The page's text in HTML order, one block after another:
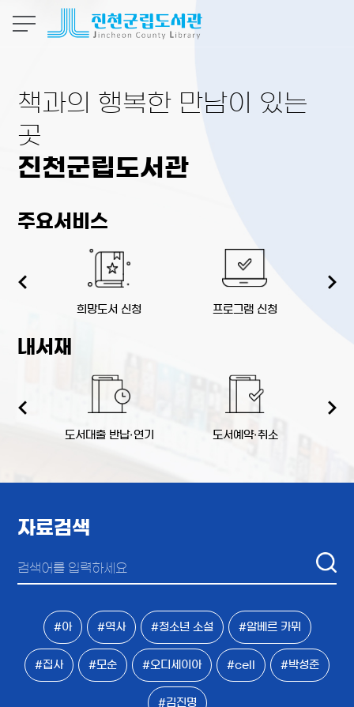
책과의 행복한 만남이 있는
곳
진천군립도서관
주요서비스
희망도서 신청 프로그램 신청
내서재
도서대출 반납·연기 도서예약·취소
자료검색
#아 #역사 #청소년 소설 #알베르 카뮈
#집사 #모순 #오디세이아 #cell #박성준
#김진명